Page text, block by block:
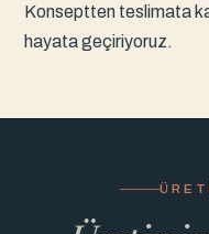
Konseptten teslimata
hayata geçiriyoruz.